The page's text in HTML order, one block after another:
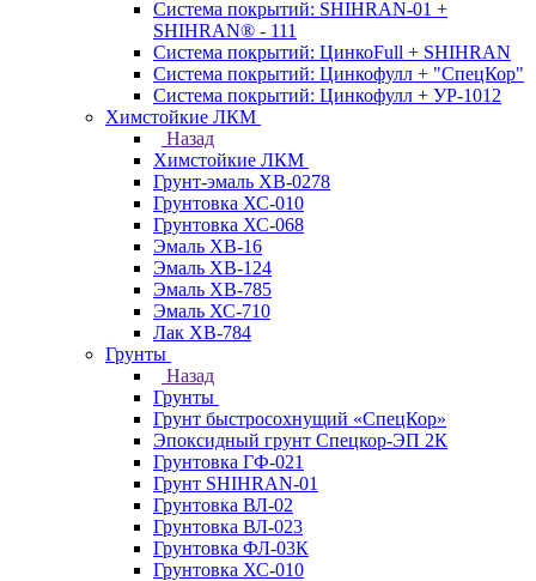
Система покрытий: SHIHRAN-01 +
SHIHRAN® - 111
Система покрытий: ЦинкоFull + SHIHRAN
Система покрытий: Цинкофулл + "СпецКор"
Система покрытий: Цинкофулл + УР-1012
Химстойкие ЛКМ
Назад
Химстойкие ЛКМ
Грунт-эмаль ХВ-0278
Грунтовка ХС-010
Грунтовка ХС-068
Эмаль ХВ-16
Эмаль ХВ-124
Эмаль ХВ-785
Эмаль ХС-710
Лак ХВ-784
Грунты
Назад
Грунты
Грунт быстросохнущий «СпецКор»
Эпоксидный грунт Спецкор-ЭП 2К
Грунтовка ГФ-021
Грунт SHIHRAN-01
Грунтовка ВЛ-02
Грунтовка ВЛ-023
Грунтовка ФЛ-03К
Грунтовка ХС-010